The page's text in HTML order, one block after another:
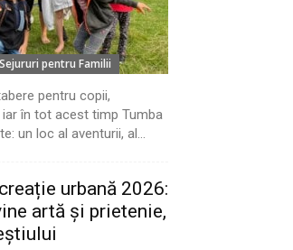
pentru Familii
pentru copii,
în tot acest timp Tumba
un loc al aventurii, al...
urbană 2026:
artă și prietenie,